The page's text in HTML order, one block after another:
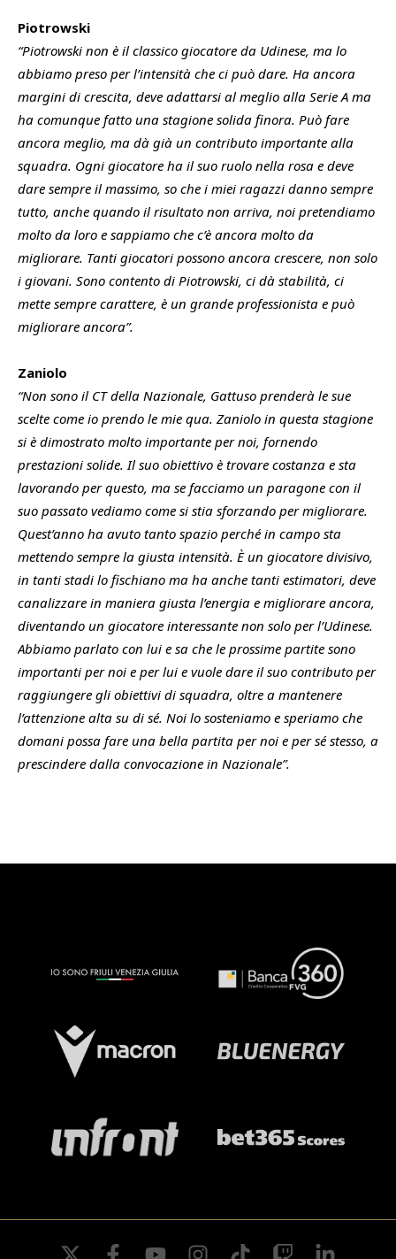
Piotrowski
“Piotrowski non è il classico giocatore da Udinese, ma lo
abbiamo preso per l’intensità che ci può dare. Ha ancora
margini di crescita, deve adattarsi al meglio alla Serie A ma
ha comunque fatto una stagione solida finora. Può fare
ancora meglio, ma dà già un contributo importante alla
squadra. Ogni giocatore ha il suo ruolo nella rosa e deve
dare sempre il massimo, so che i miei ragazzi danno sempre
tutto, anche quando il risultato non arriva, noi pretendiamo
molto da loro e sappiamo che c’è ancora molto da
migliorare. Tanti giocatori possono ancora crescere, non solo
i giovani. Sono contento di Piotrowski, ci dà stabilità, ci
mette sempre carattere, è un grande professionista e può
migliorare ancora”.
Zaniolo
“Non sono il CT della Nazionale, Gattuso prenderà le sue
scelte come io prendo le mie qua. Zaniolo in questa stagione
si è dimostrato molto importante per noi, fornendo
prestazioni solide. Il suo obiettivo è trovare costanza e sta
lavorando per questo, ma se facciamo un paragone con il
suo passato vediamo come si stia sforzando per migliorare.
Quest’anno ha avuto tanto spazio perché in campo sta
mettendo sempre la giusta intensità. È un giocatore divisivo,
in tanti stadi lo fischiano ma ha anche tanti estimatori, deve
canalizzare in maniera giusta l’energia e migliorare ancora,
diventando un giocatore interessante non solo per l’Udinese.
Abbiamo parlato con lui e sa che le prossime partite sono
importanti per noi e per lui e vuole dare il suo contributo per
raggiungere gli obiettivi di squadra, oltre a mantenere
l’attenzione alta su di sé. Noi lo sosteniamo e speriamo che
domani possa fare una bella partita per noi e per sé stesso, a
prescindere dalla convocazione in Nazionale”.
twitter facebookyoutube instagramtiktok twitch